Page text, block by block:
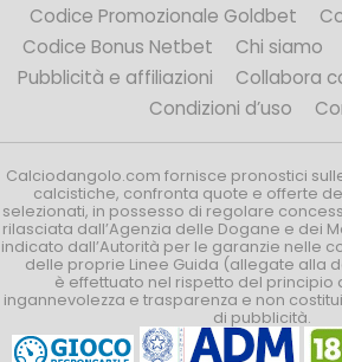
Codice Promozionale Goldbet
Codice Bonus Netbet
Chi siamo
Pubblicità e affiliazioni
Collabora
Condizioni d’uso
Calciodangolo.com fornisce pronostici
calcistiche, confronta quote e offerte
selezionati, in possesso di regolare
rilasciata dall’Agenzia delle Dogane e dei
indicato dall’Autorità per le garanzie nelle
delle proprie Linee Guida (allegate alla
è effettuato nel rispetto del principio
ingannevolezza e trasparenza e non
di pubblicità.